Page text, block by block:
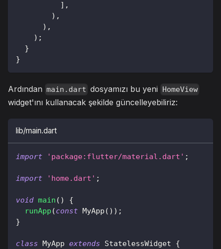
] ,
) ,
) ,
) ;
}
}
Ardından main.dart dosyamızı bu yeni HomeView
widget'ını kullanacak şekilde güncelleyebiliriz:
lib/main.dart
import 'package:flutter/material.dart' ;
import 'home.dart' ;
void main ( )
{
runApp (const MyApp ( ) ) ;
}
class MyApp extends StatelessWidget
{